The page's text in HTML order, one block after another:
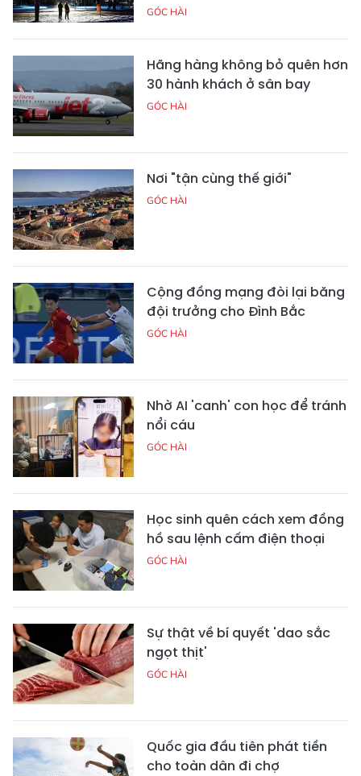
GÓC HÀI
Hãng hàng không bỏ quên hơn
30 hành khách ở sân bay
GÓC HÀI
Nơi "tận cùng thế giới"
GÓC HÀI
Cộng đồng mạng đòi lại băng
đội trưởng cho Đình Bắc
GÓC HÀI
Nhờ AI 'canh' con học để tránh
nổi cáu
GÓC HÀI
Học sinh quên cách xem đồng
hồ sau lệnh cấm điện thoại
GÓC HÀI
Sự thật về bí quyết 'dao sắc
ngọt thịt'
GÓC HÀI
Quốc gia đầu tiên phát tiền
cho toàn dân đi chợ